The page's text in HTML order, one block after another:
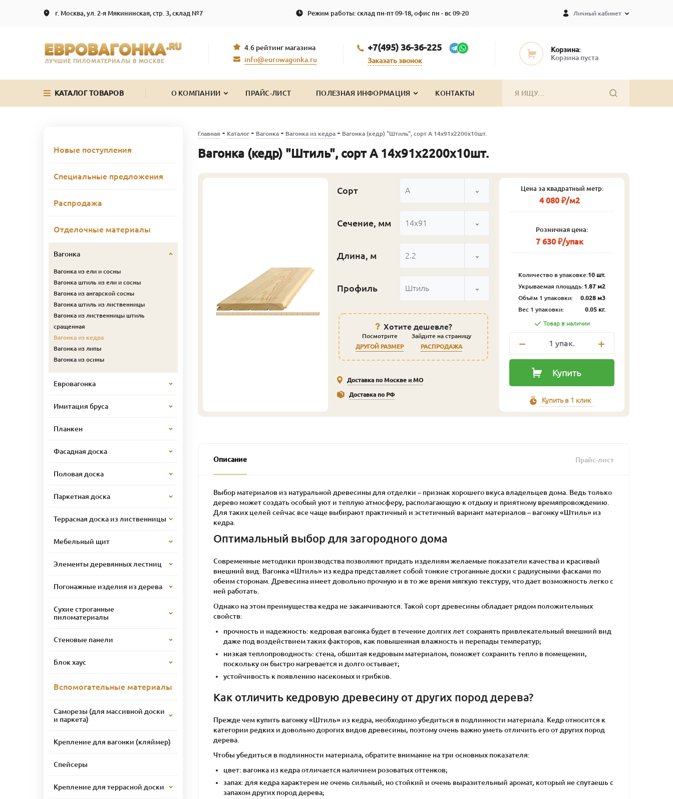
г. Москва, ул. 2-я Мякининская, стр. 3, склад №7 Режим работы: склад пн-пт 09-18, офис пн - вс 09-20 Личный кабинет
ЛУЧШИЕ ПИЛОМАТЕРИАЛЫ В МОСКВЕ
4.6 рейтинг магазина
info@eurowagonka.ru
+7(495) 36-36-225
Заказать звонок
Корзина:
Корзина пуста
КАТАЛОГ ТОВАРОВ О КОМПАНИИ ПРАЙС-ЛИСТ ПОЛЕЗНАЯ ИНФОРМАЦИЯ КОНТАКТЫ
Главная - Каталог- Вагонка- Вагонка из кедра- Вагонка (кедр) "Штиль", сорт А 14х91х2200х10шт.
Вагонка (кедр) "Штиль", сорт А 14х91х2200х10шт.
Сорт А
Сечение, мм 14x91
Длина, м 2.2
Профиль Штиль
Хотите дешевле?
Посмотрите
ДРУГОЙ РАЗМЕР
Зайдите на страницу
РАСПРОДАЖА
Доставка по Москве и МО
Доставка по РФ
Цена за квадратный метр:
4 080 ₽/м2
Розничная цена:
7 630 ₽/упак
Количество в упаковке:10 шт.
Укрываемая площадь:1.87 м2
Объём 1 упаковки:
0.028 м3
Вес 1 упаковки:
0.05 кг.
Товар в наличии
1 упак.
Купить
Купить в 1 клик
Описание Прайс-лист
Выбор материалов из натуральной древесины для отделки – признак хорошего вкуса владельцев дома. Ведь только
дерево может создать особый уют и теплую атмосферу, располагающую к отдыху и приятному времяпровождению.
Для таких целей сейчас все чаще выбирают практичный и эстетичный вариант материалов – вагонку «Штиль» из
кедра.
Оптимальный выбор для загородного дома
Современные методики производства позволяют придать изделиям желаемые показатели качества и красивый
внешний вид. Вагонка «Штиль» из кедра представляет собой тонкие строганные доски с радиусными фасками по
обеим сторонам. Древесина имеет довольно прочную и в то же время мягкую текстуру, что дает возможность легко с
ней работать.
Однако на этом преимущества кедра не заканчиваются. Такой сорт древесины обладает рядом положительных
свойств:
прочность и надежность: кедровая вагонка будет в течение долгих лет сохранять привлекательный внешний вид
даже под воздействием таких факторов, как повышенная влажность и перепады температур;
низкая теплопроводность: стена, обшитая кедровым материалом, поможет сохранить тепло в помещении,
поскольку он быстро нагревается и долго остывает;
устойчивость к появлению насекомых и грибков.
Как отличить кедровую древесину от других пород дерева?
Прежде чем купить вагонку «Штиль» из кедра, необходимо убедиться в подлинности материала. Кедр относится к
категории редких и довольно дорогих видов древесины, поэтому очень важно уметь отличить его от других пород
дерева.
Чтобы убедиться в подлинности материала, обратите внимание на три основных показателя:
цвет: вагонка из кедра отличается наличием розоватых оттенков;
запах: для кедра характерен не очень сильный, но стойкий и очень выразительный аромат, который не спутаешь с
запахом других пород дерева;
Новые поступления
Специальные предложения
Распродажа
Отделочные материалы
Вагонка
Вагонка из ели и сосны
Вагонка штиль из ели и сосны
Вагонка из ангарской сосны
Вагонка штиль из лиственницы
Вагонка из лиственницы штиль
сращенная
Вагонка из кедра
Вагонка из липы
Вагонка из осины
Евровагонка
Имитация бруса
Планкен
Фасадная доска
Половая доска
Паркетная доска
Террасная доска из лиственницы
Мебельный щит
Элементы деревянных лестниц
Погонажные изделия из дерева
Сухие строганные
пиломатериалы
Стеновые панели
Блок хаус
Вспомогательные материалы
Саморезы (для массивной доски
и паркета)
Крепление для вагонки (кляймер)
Спейсеры
Крепление для террасной доски